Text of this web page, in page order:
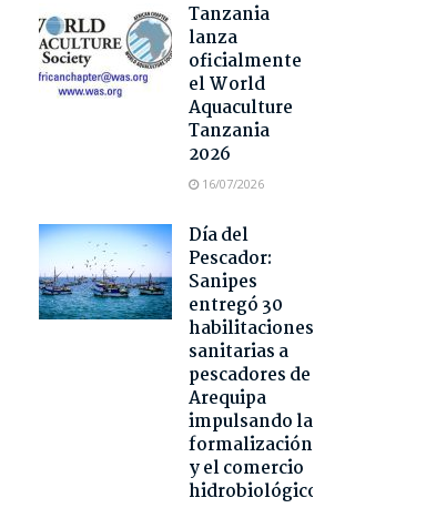
Tanzania
lanza
oficialmente
el World
Aquaculture
Tanzania
2026
16/07/2026
Día del
Pescador:
Sanipes
entregó 30
habilitaciones
sanitarias a
pescadores de
Arequipa
impulsando la
formalización
y el comercio
hidrobiológico